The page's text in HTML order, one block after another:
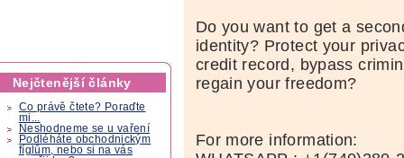
Nejčtenější články
Co právě čtete? Poraďte
mi...
Neshodneme se u vaření
Podléháte obchodnickým
fíglům, nebo si na vás
Do you want to get a
identity? Protect your
credit record, bypass
regain your freedom?
For more information: